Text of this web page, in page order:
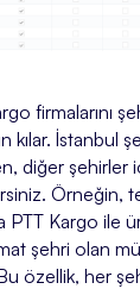
firmalarını
kılar. İstanbul
diğer
Örneğin,
PTT Kargo ile
şehri olan
özellik, her